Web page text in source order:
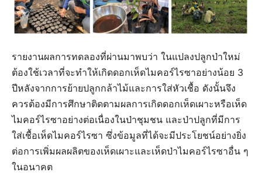
รายงานผลการทดลองที่ผ่านมาพบว่า ในแปลงปลูกป่าใหม่
ต้องใช้เวลาที่จะทำให้เกิดดอกเห็ดไมคอร์ไรซาอย่างน้อย 3
ปีหลังจากการย้ายปลูกกล้าไม้และการใส่หัวเชื้อ ดังนั้นจึง
ควรต้องมีการศึกษาติดตามผลการเกิดดอกเห็ดเผาะหรือเห็ด
ไมคอร์ไรซาอย่างต่อเนื่องในป่าชุมชน และป่าปลูกที่มีการ
ใส่เชื้อเห็ดไมคอร์ไรซา ซึ่งข้อมูลที่ได้จะมีประโยชน์อย่างยิ่ง
ต่อการเพิ่มผลผลิตของเห็ดเผาะและเห็ดป่าไมคอร์ไรซาอื่น ๆ
ในอนาคต